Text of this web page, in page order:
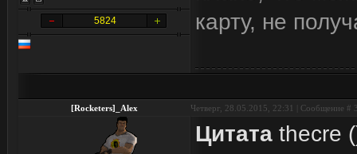
5824
карту, не
[Rocketers]_Alex Четверг, 28.05.2015, 22:31 | Сообщение #
Цитата thecre (